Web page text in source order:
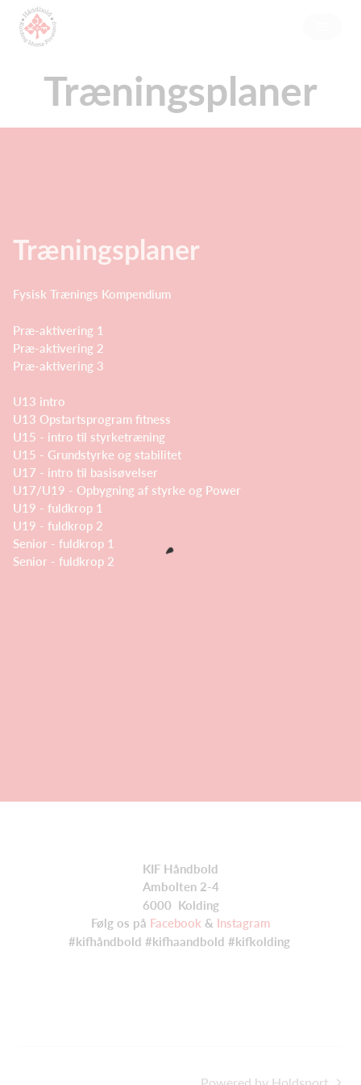
Træningsplaner
Træningsplaner
Fysisk Trænings Kompendium
Præ-aktivering 1
Præ-aktivering 2
Præ-aktivering 3
U13 intro
U13 Opstartsprogram fitness
U15 - intro til styrketræning
U15 - Grundstyrke og stabilitet
U17 - intro til basisøvelser
U17/U19 - Opbygning af styrke og Power
U19 - fuldkrop 1
U19 - fuldkrop 2
Senior - fuldkrop 1
Senior - fuldkrop 2
KIF Håndbold
Ambolten 2-4
6000 Kolding
Følg os på Facebook & Instagram
#kifhåndbold #kifhaandbold #kifkolding
Powered by Holdsport